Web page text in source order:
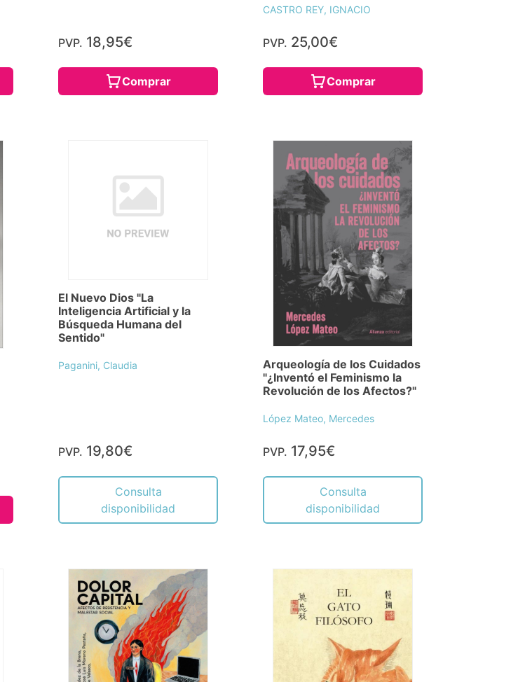
PVP. 18,95€
Comprar
CASTRO REY, IGNACIO
PVP. 25,00€
Comprar
El Nuevo Dios "La
Inteligencia Artificial y la
Búsqueda Humana del
Sentido"
Paganini, Claudia
PVP. 19,80€
Consulta
disponibilidad
Arqueología de los Cuidados
"¿Inventó el Feminismo la
Revolución de los Afectos?"
López Mateo, Mercedes
PVP. 17,95€
Consulta
disponibilidad